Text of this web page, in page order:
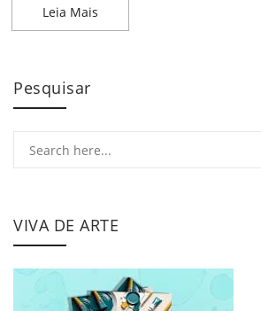
Leia Mais
Pesquisar
VIVA DE ARTE